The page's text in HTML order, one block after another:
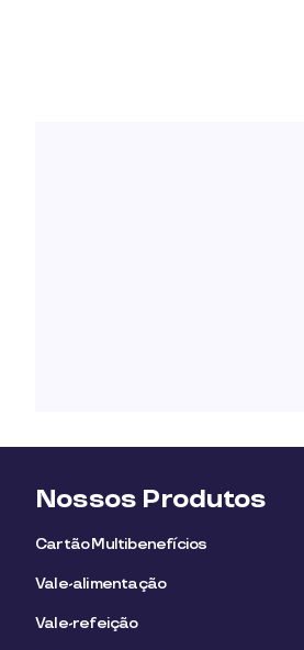
Nossos Produtos
Cartão Multibenefícios
Vale-alimentação
Vale-refeição